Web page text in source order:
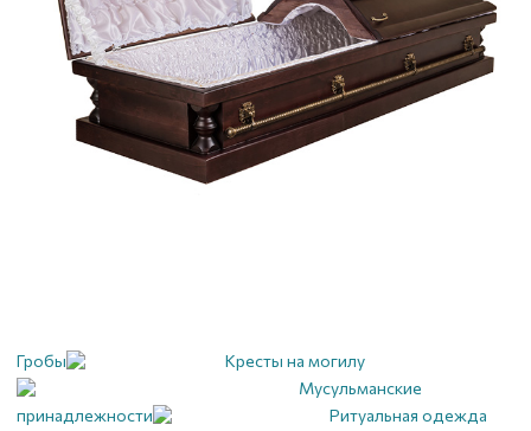
Гробы
Кресты на могилу
Мусульманские
принадлежности
Ритуальная одежда